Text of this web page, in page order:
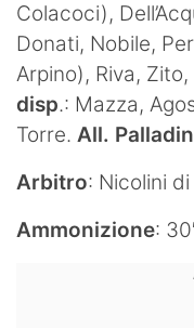
Colacoci),
Donati, Nobile,
Arpino), Riva,
disp.: Mazza,
Torre. All.
Arbitro: Nicolini
Ammonizione: